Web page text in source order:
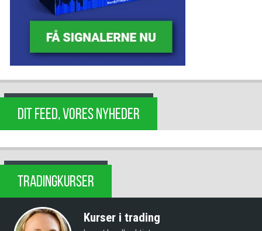
DIT FEED, VORES NYHEDER
TRADINGKURSER
Kurser i trading